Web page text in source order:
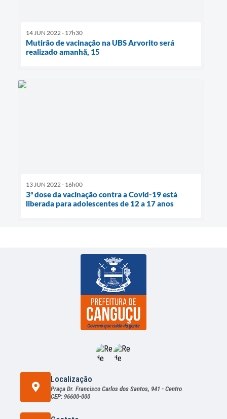
14 JUN 2022 - 17h30
Mutirão de vacinação na UBS Arvorito será
realizado amanhã, 15
13 JUN 2022 - 16h00
3ª dose da vacinação contra a Covid-19 está
liberada para adolescentes de 12 a 17 anos
Localização
Praça Dr. Francisco Carlos dos Santos, 941 - Centro
CEP: 96600-000